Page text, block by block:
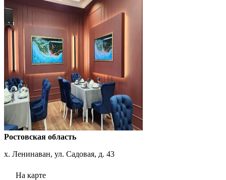
Ростовская область
х. Ленинаван, ул. Садовая, д. 43
На карте